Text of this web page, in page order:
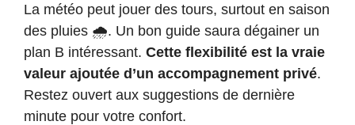
La météo peut jouer des tours, surtout en saison
des pluies 🌧️. Un bon guide saura dégainer un
plan B intéressant. Cette flexibilité est la vraie
valeur ajoutée d’un accompagnement privé.
Restez ouvert aux suggestions de dernière
minute pour votre confort.